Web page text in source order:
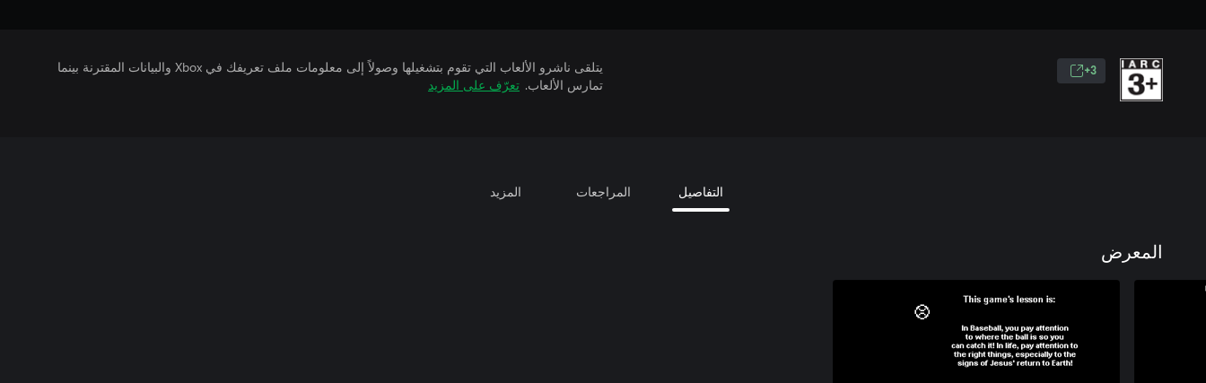
3+
يتلقى ناشرو الألعاب التي تقوم بتشغيلها وصولاً إلى معلومات ملف تعريفك في Xbox والبيانات المقترنة بينما
تمارس الألعاب. تعرّف على المزيد
التفاصيل المراجعات المزيد
المعرض